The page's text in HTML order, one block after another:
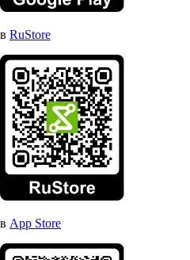
в RuStore
в App Store